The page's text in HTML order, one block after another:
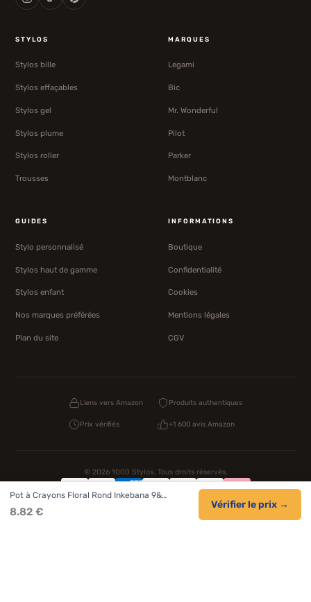
STYLOS
Stylos bille
Stylos effaçables
Stylos gel
Stylos plume
Stylos roller
Trousses
MARQUES
Legami
Bic
Mr. Wonderful
Pilot
Parker
Montblanc
GUIDES
Stylo personnalisé
Stylos haut de gamme
Stylos enfant
Nos marques préférées
Plan du site
INFORMATIONS
Boutique
Confidentialité
Cookies
Mentions légales
CGV
Liens vers Amazon Produits authentiques
Prix vérifiés +1 600 avis Amazon
© 2026 1000 Stylos. Tous droits réservés.
Pot à Crayons Floral Rond Inkebana 9&…
8.82 €
Vérifier le prix →